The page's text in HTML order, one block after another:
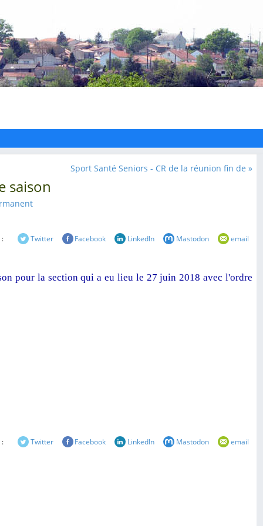
Sport Santé Seniors - CR de la réunion fin de »
saison
Twitter Facebook LinkedIn Mastodon email
pour la section qui a eu lieu le 27 juin 2018 avec l'ordre
Twitter Facebook LinkedIn Mastodon email